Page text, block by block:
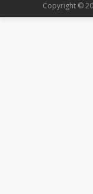
Copyright ©